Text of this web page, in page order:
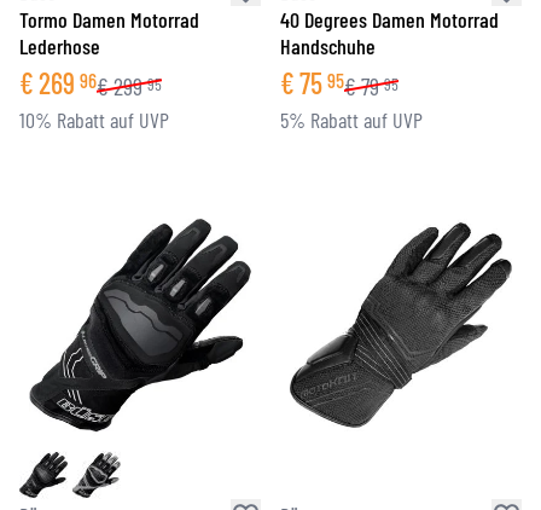
Tormo Damen Motorrad
Lederhose
€269 96€299 95
10% Rabatt auf UVP
40 Degrees Damen Motorrad
Handschuhe
€75 95€79 95
5% Rabatt auf UVP